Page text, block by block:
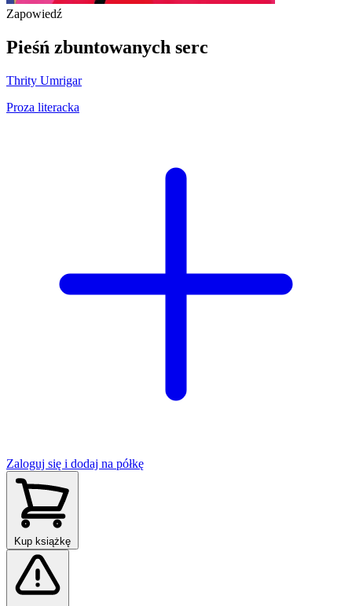
Zapowiedź
Pieśń zbuntowanych serc
Thrity Umrigar
Proza literacka
Zaloguj się i dodaj na półkę
Kup książkę